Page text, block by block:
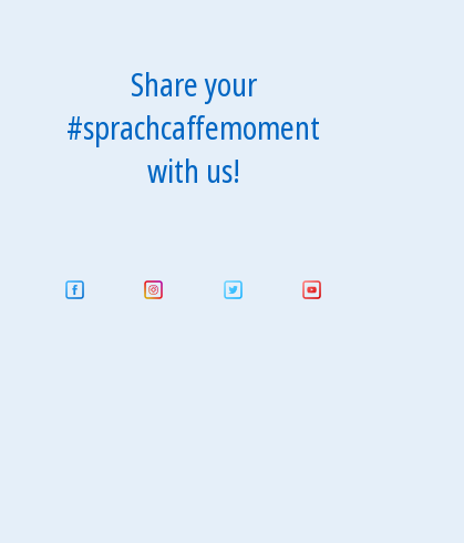
Share your
#sprachcaffemoment
with us!